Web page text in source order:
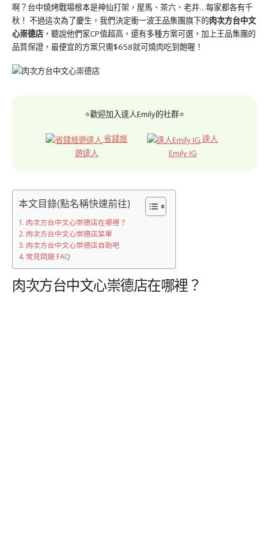
啊？台中燒烤戰場根本是神仙打架，屋馬、茶六、老井…每家都各有千
秋！ 不過這次為了慶生，我們決定衝一波王品集團旗下的肉次方台中文
心崇德店 ，聽說他們家CP值超高，還有多種方案可選，加上王品集團的
品質保證，最便宜的方案只需$658就可燒肉吃到飽喔！
⭐歡迎加入達人Emily的社群⭐
省錢旅
遊達人
達人
Emily IG
本文目錄(點名稱快速前往)
肉次方台中文心崇德店在哪裡？
肉次方台中文心崇德店菜單
肉次方台中文心崇德店自助吧
常見問題 FAQ
肉次方台中文心崇德店在哪裡？